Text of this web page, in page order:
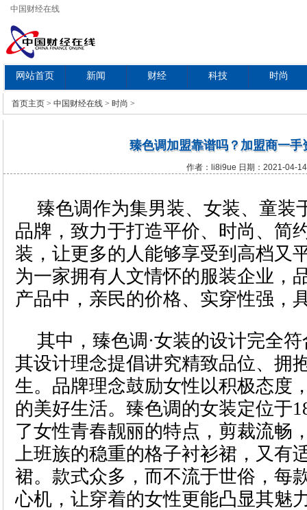
中国财经在线
网站首页 新闻 财经 科技 时尚
教育
首页主页 > 中国财经在线 > 时尚 >
臻色调加盟靠谱吗？加盟商一手
作者：li8i9ue 日期：2021-04-14
臻色调作为集男装、女装、童装
品牌，致力于打造平价、时尚、简
装，让更多的人能够享受到高档又
为一家拥有人文情怀的服装企业，
产品中，亲民的价格、实穿性强，
其中，臻色调·女装的设计完全
其设计理念提倡讲究精致品位、拥
生。品牌理念鼓励女性以积极态度
的美好生活。臻色调的女装定位于
了女性青春靓丽的特点，剪裁流畅
上班族的稳重的格子衬衫裙，又有
裙。款式众多，而不流于世俗，每
心机，让穿着的女性更能凸显其魅